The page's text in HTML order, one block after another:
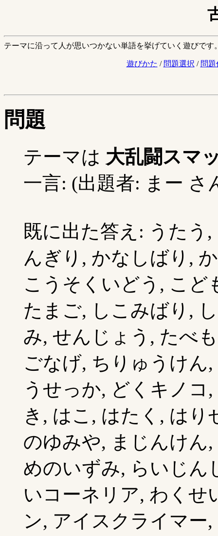
テーマに沿って人が思いつかない単語を挙げていく遊びです
遊びかた / 問題選択 / 問題
問題
テーマは 大乱闘スマ
一言: (出題者: まー さ
既に出た答え: うたう
んぎり, かなしばり,
こうそくいどう, こど
たまご, しこみばり,
み, せんじょう, たべ
ごなげ, ちりゅうけん
うせっか, どくキノコ
き, はこ, はたく, は
のゆみや, まじんけん
めのいずみ, らいじん
いコーネリア, わくせ
ン, アイスクライマー